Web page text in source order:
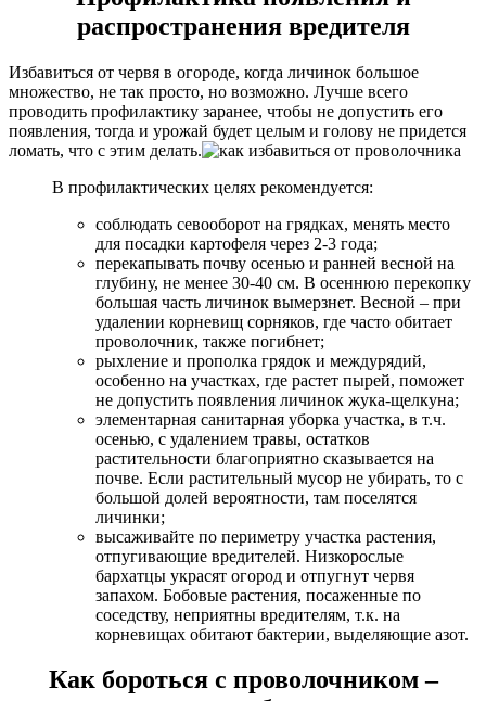
распространения вредителя
Избавиться от червя в огороде, когда личинок большое
множество, не так просто, но возможно. Лучше всего
проводить профилактику заранее, чтобы не допустить его
появления, тогда и урожай будет целым и голову не придется
ломать, что с этим делать.
В профилактических целях рекомендуется:
соблюдать севооборот на грядках, менять место
для посадки картофеля через 2-3 года;
перекапывать почву осенью и ранней весной на
глубину, не менее 30-40 см. В осеннюю перекопку
большая часть личинок вымерзнет. Весной – при
удалении корневищ сорняков, где часто обитает
проволочник, также погибнет;
рыхление и прополка грядок и междурядий,
особенно на участках, где растет пырей, поможет
не допустить появления личинок жука-щелкуна;
элементарная санитарная уборка участка, в т.ч.
осенью, с удалением травы, остатков
растительности благоприятно сказывается на
почве. Если растительный мусор не убирать, то с
большой долей вероятности, там поселятся
личинки;
высаживайте по периметру участка растения,
отпугивающие вредителей. Низкорослые
бархатцы украсят огород и отпугнут червя
запахом. Бобовые растения, посаженные по
соседству, неприятны вредителям, т.к. на
корневищах обитают бактерии, выделяющие азот.
Как бороться с проволочником –